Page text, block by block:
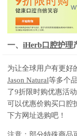
一、 iHerb口腔护理
为让全球用户有更好
Jason Natural等多个
了9折限时购优惠活
可以优惠价购买口腔
下方网址选购吧！